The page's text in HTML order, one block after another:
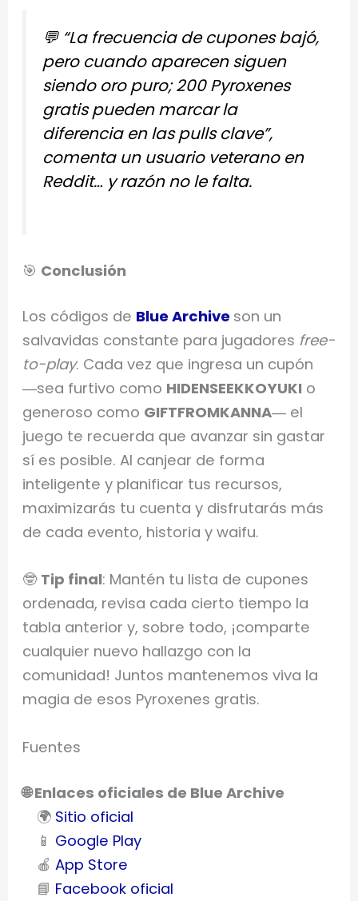
💬 “La frecuencia de cupones bajó,
pero cuando aparecen siguen
siendo oro puro; 200 Pyroxenes
gratis pueden marcar la
diferencia en las pulls clave”,
comenta un usuario veterano en
Reddit… y razón no le falta.
🎯 Conclusión
Los códigos de Blue Archive son un
salvavidas constante para jugadores free-
to-play. Cada vez que ingresa un cupón
―sea furtivo como HIDENSEEKKOYUKI o
generoso como GIFTFROMKANNA― el
juego te recuerda que avanzar sin gastar
sí es posible. Al canjear de forma
inteligente y planificar tus recursos,
maximizarás tu cuenta y disfrutarás más
de cada evento, historia y waifu.
🤓 Tip final: Mantén tu lista de cupones
ordenada, revisa cada cierto tiempo la
tabla anterior y, sobre todo, ¡comparte
cualquier nuevo hallazgo con la
comunidad! Juntos mantenemos viva la
magia de esos Pyroxenes gratis.
Fuentes
🌐 Enlaces oficiales de Blue Archive
🌍 Sitio oficial
📱 Google Play
🍎App Store
📘 Facebook oficial